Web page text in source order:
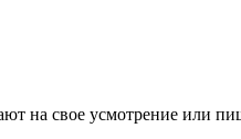
на свое усмотрение или